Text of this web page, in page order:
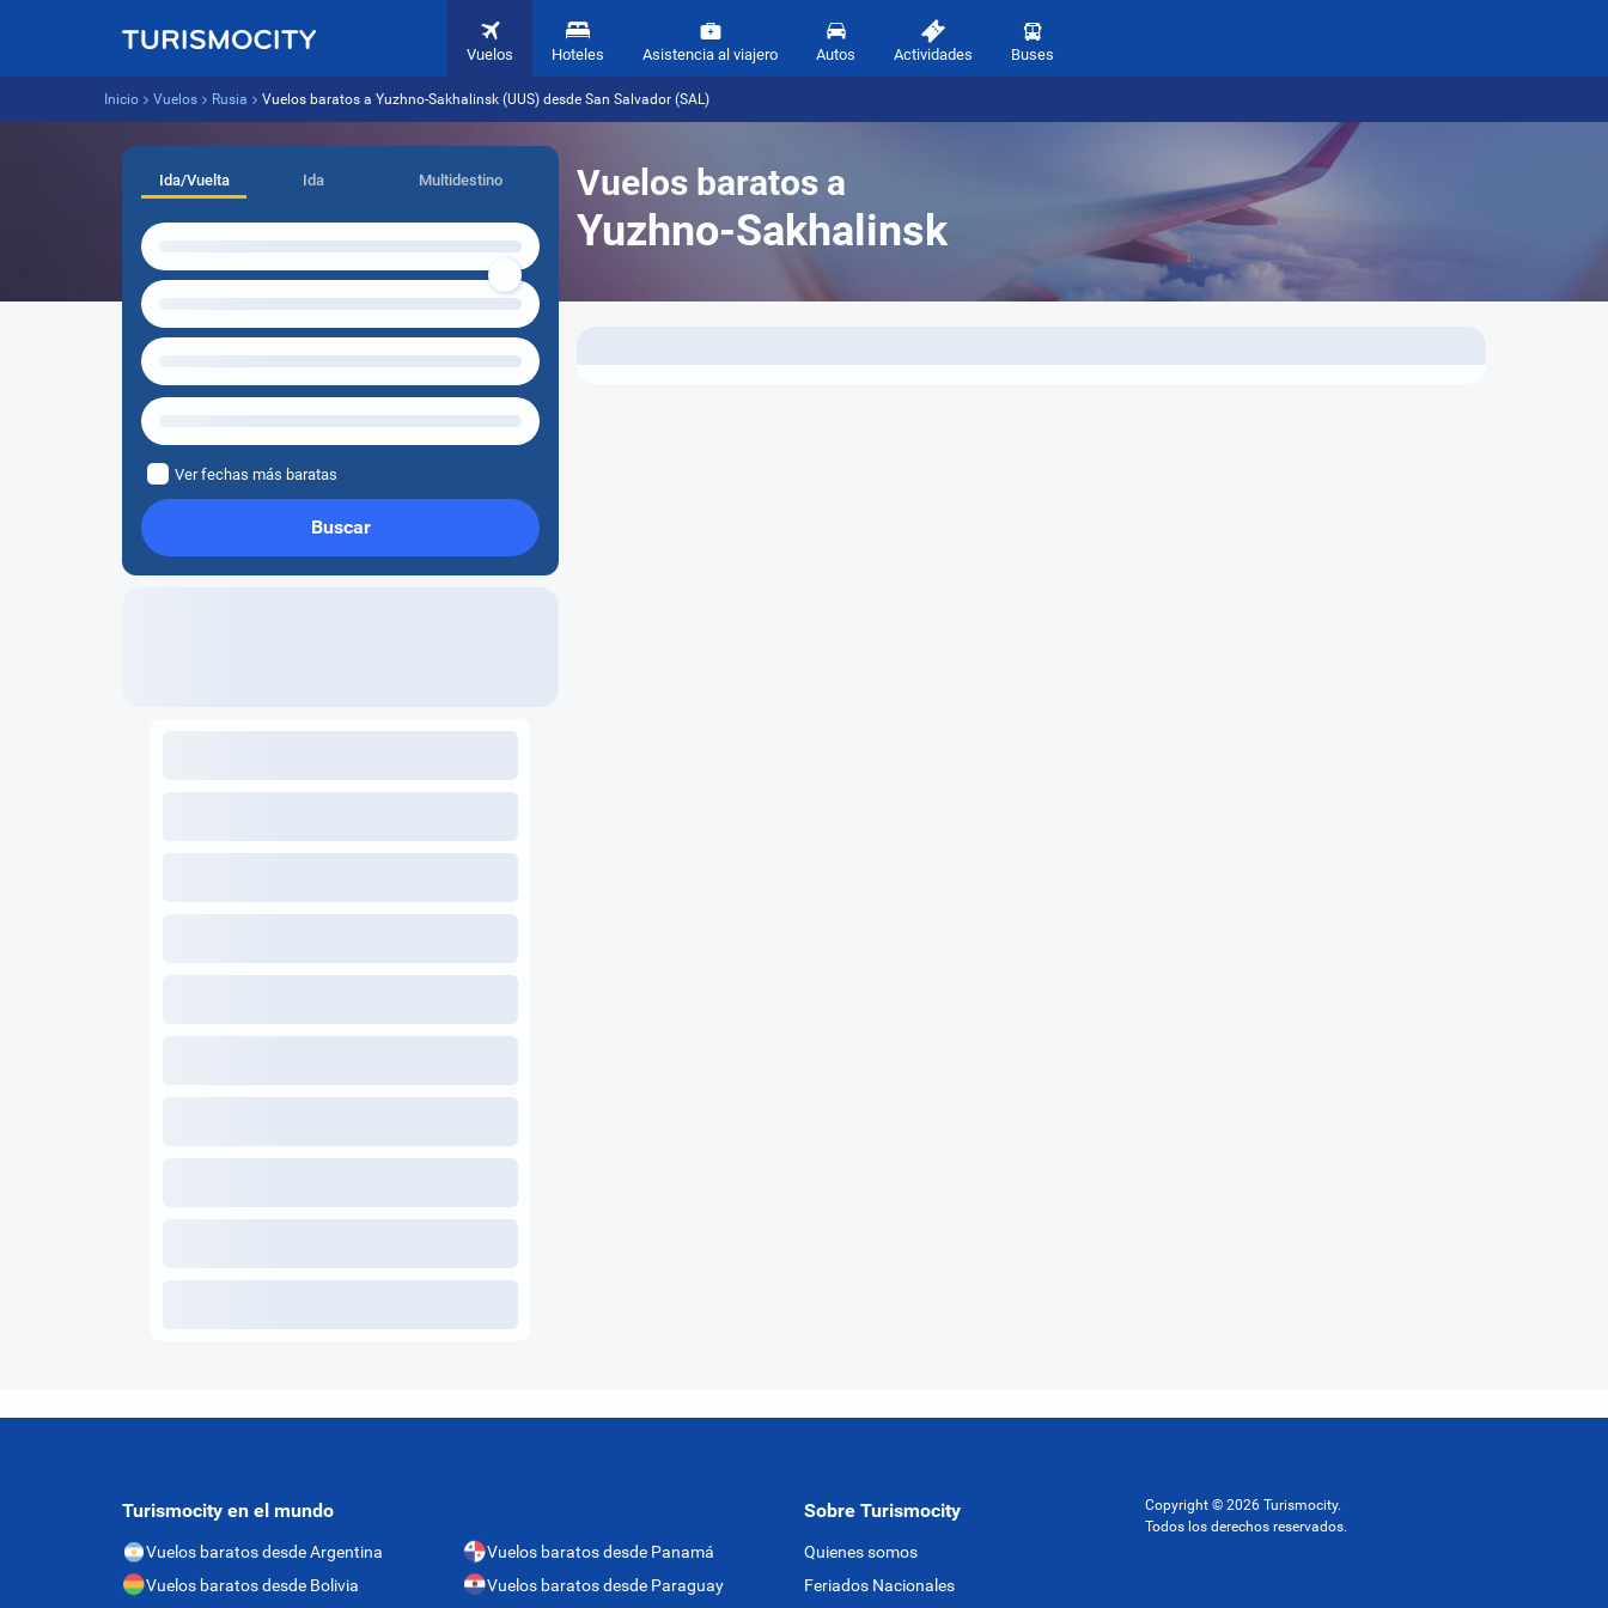
Vuelos Hoteles Asistencia al viajero Autos Actividades Buses
Inicio Vuelos Rusia Vuelos baratos a Yuzhno-Sakhalinsk (UUS) desde San Salvador (SAL)
Vuelos baratos a
Yuzhno-Sakhalinsk
Ida/Vuelta Ida Multidestino
Ver fechas más baratas
Buscar
Turismocity en el mundo
Vuelos baratos desde Argentina
Vuelos baratos desde Bolivia
Vuelos baratos desde Panamá
Vuelos baratos desde Paraguay
Sobre Turismocity
Quienes somos
Feriados Nacionales
Copyright © 2026 Turismocity.
Todos los derechos reservados.